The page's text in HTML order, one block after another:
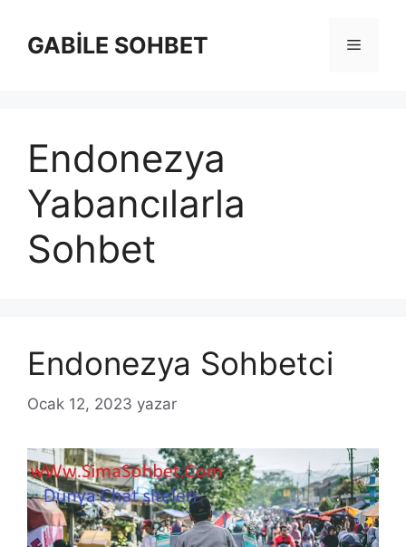
GABİLE SOHBET Menü
Endonezya
Yabancılarla
Sohbet
Endonezya Sohbetci
Ocak 12, 2023 yazar